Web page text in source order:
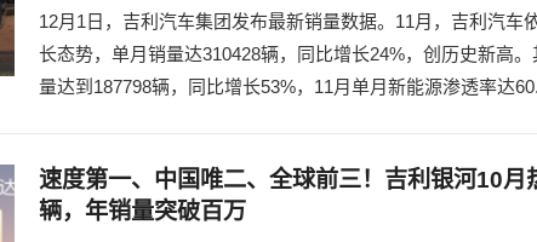
12月1日，吉利汽车集团发布最新销量数据。11月，吉利汽车
长态势，单月销量达310428辆，同比增长24%，创历史新高
量达到187798辆，同比增长53%，11月单月新能源渗透率达
速度第一、中国唯二、全球前三！吉利银河10月
辆，年销量突破百万